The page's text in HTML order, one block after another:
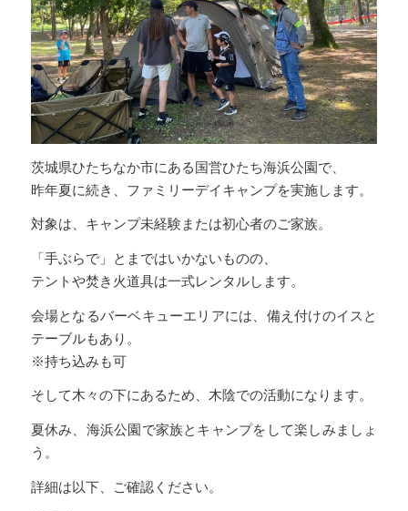
茨城県ひたちなか市にある国営ひたち海浜公園で、
昨年夏に続き、ファミリーデイキャンプを実施します。
対象は、キャンプ未経験または初心者のご家族。
「手ぶらで」とまではいかないものの、
テントや焚き火道具は一式レンタルします。
会場となるバーベキューエリアには、備え付けのイスと
テーブルもあり。
※持ち込みも可
そして木々の下にあるため、木陰での活動になります。
夏休み、海浜公園で家族とキャンプをして楽しみましょ
う。
詳細は以下、ご確認ください。